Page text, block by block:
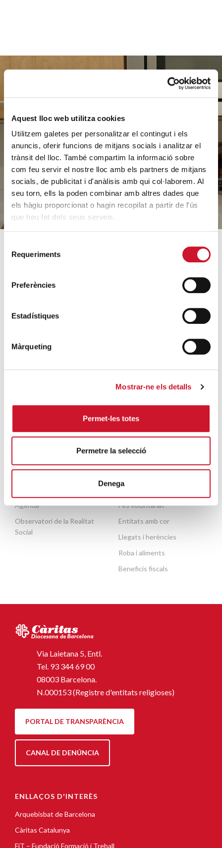
Aquest lloc web utilitza cookies
Utilitzem galetes per personalitzar el contingut i els
anuncis, oferir funcions de mitjans socials i analitzar el
trànsit del lloc. També compartim la informació sobre
com feu servir el nostre lloc amb els partners de mitjans
socials, de publicitat i d'anàlisis amb qui col·laborem. Al
seu torn, ells la poden combinar amb altres dades que
els hàgiu proporcionat o hagin recopilat a partir de l'ús
que heu fet dels seus serveis.
Requeriments
Preferències
Estadístiques
Màrqueting
Mostrar-ne els detalls
Permet-les totes
Permetre la selecció
Denega
Ajuda'ns
a ajudar
FES UN DONATIU
SOBRE CÀRITAS
Treballa amb nosaltres
Formació i inserció laboral
ACTUALITAT
Agenda
Observatori de la Realitat
Social
COL·LABORA
Fes un donatiu o fes-te soci
Fes voluntariat
Entitats amb cor
Llegats i herències
Roba i aliments
Beneficis fiscals
Via Laietana 5, Entl.
Tel. 93 344 69 00
08003 Barcelona.
N.000153 (Registre d'entitats religioses)
PORTAL DE TRANSPARÈNCIA
CANAL DE DENÚNCIA
ENLLAÇOS D'INTERÈS
Arquebisbat de Barcelona
Càritas Catalunya
FiT – Fundació Formació i Treball